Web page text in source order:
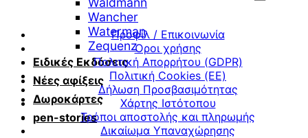
Wancher
Waterman
Zequenz
Ειδικές Εκδόσεις
Νέες αφίξεις
Δωροκάρτες
pen-stories
Προφίλ / Επικοινωνία
Όροι χρήσης
Πολιτική Απορρήτου (GDPR)
Πολιτική Cookies (ΕΕ)
Δήλωση Προσβασιμότητας
Χάρτης Ιστότοπου
Τρόποι αποστολής και πληρωμής
Δικαίωμα Υπαναχώρησης